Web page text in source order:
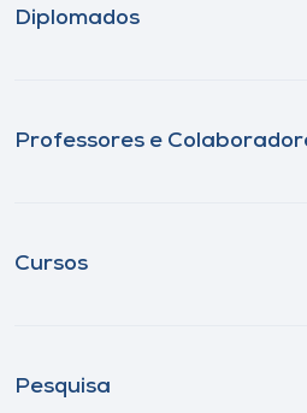
Diplomados
Professores e
Cursos
Pesquisa